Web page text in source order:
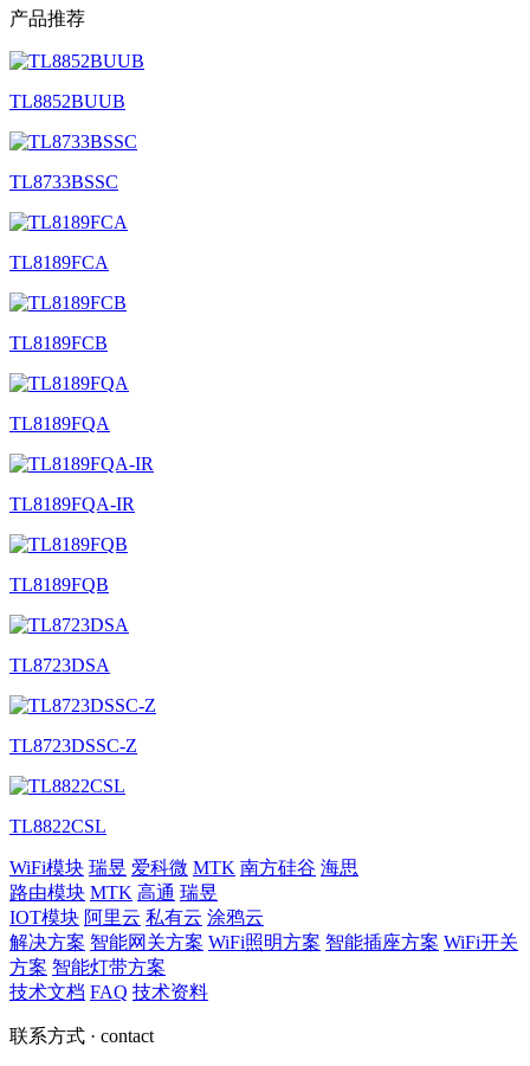
产品推荐
TL8852BUUB
TL8733BSSC
TL8189FCA
TL8189FCB
TL8189FQA
TL8189FQA-IR
TL8189FQB
TL8723DSA
TL8723DSSC-Z
TL8822CSL
WiFi模块 瑞昱 爱科微 MTK 南方硅谷 海思
路由模块 MTK 高通 瑞昱
IOT模块 阿里云 私有云 涂鸦云
解决方案 智能网关方案 WiFi照明方案 智能插座方案 WiFi开关
方案 智能灯带方案
技术文档 FAQ 技术资料
联系方式 · contact